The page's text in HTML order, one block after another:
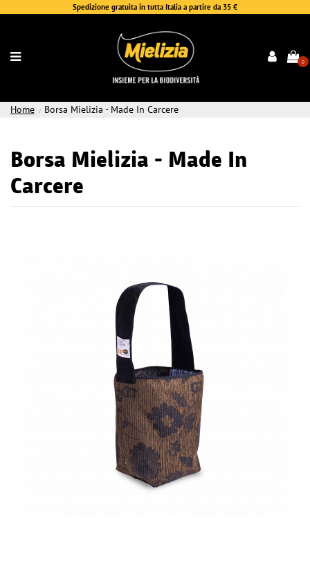
Spedizione gratuita in tutta Italia a partire da 35 €
0
Home Borsa Mielizia - Made In Carcere
Borsa Mielizia - Made In
Carcere